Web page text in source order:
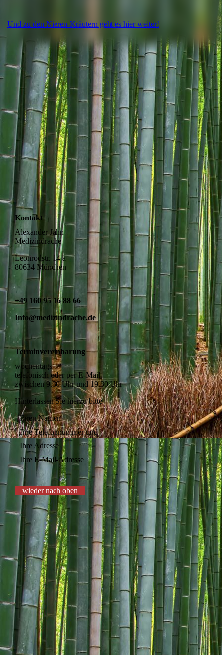
Und zu den Nieren-Kräutern geht es hier weiter!
Kontakt
Alexander Jahn
Medizindrache
Leonrodstr. 14 a
80634 München
+49 160 95 16 88 66
Info@medizindrache.de
Terminvereinbarung
wochentags
telefonisch oder per E-Mail
zwischen 9.30 Uhr und 19.30 Uhr
Hinterlassen Sie hierzu bitte
Ihren Namen
Ihre Telefonnummer und
Ihre Adresse
Ihre E-Mail-Adresse
wieder nach oben